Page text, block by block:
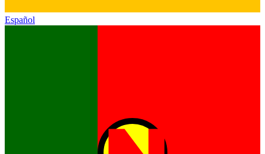
Español